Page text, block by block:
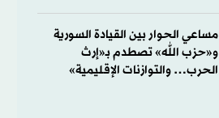
مساعي الحوار بين القيادة السورية
و«حزب الله» تصطدم بـ«إرث
الحرب… والتوازنات الإقليمية»